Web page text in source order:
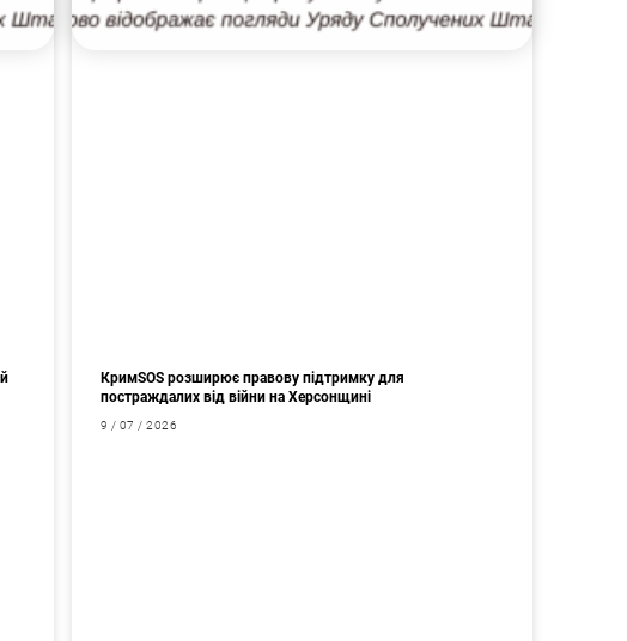
КримSOS розширює правову підтримку для
постраждалих від війни на Херсонщині
9 / 07 / 2026